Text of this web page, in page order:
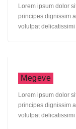
Lorem ipsum dolor
principes dignissim
volutpat delicatissimi
Megeve
Lorem ipsum dolor
principes dignissim
volutpat delicatissimi